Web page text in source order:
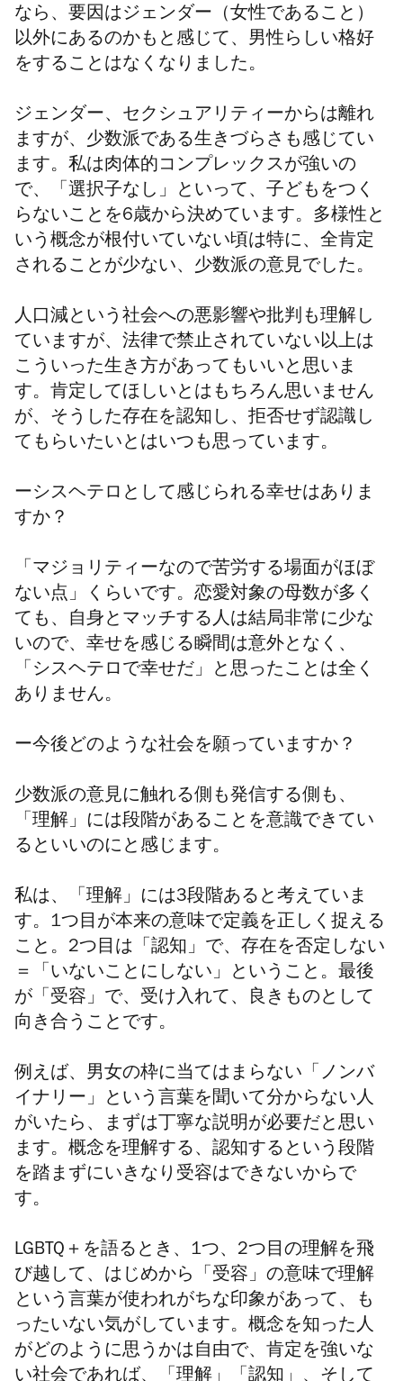
なら、要因はジェンダー（女性であること）
以外にあるのかもと感じて、男性らしい格好
をすることはなくなりました。
ジェンダー、セクシュアリティーからは離れ
ますが、少数派である生きづらさも感じてい
ます。 私は肉体的コンプレックスが強いの
で、「選択子なし」といって、子どもをつく
らないことを6歳から決めています。多様性と
いう概念が根付いていない頃は特に、全肯定
されることが少ない、少数派の意見でした。
人口減という社会への悪影響や批判も理解し
ていますが、法律で禁止されていない以上は
こういった生き方があってもいいと思いま
す。肯定してほしいとはもちろん思いません
が、そうした存在を認知し、拒否せず認識し
てもらいたいとはいつも思っています。
ーシスヘテロとして感じられる幸せはありま
すか？
「マジョリティーなので苦労する場面がほぼ
ない点」くらいです。恋愛対象の母数が多く
ても、自身とマッチする人は結局非常に少な
いので、幸せを感じる瞬間は意外となく、
「シスヘテロで幸せだ」と思ったことは全く
ありません。
ー今後どのような社会を願っていますか？
少数派の意見に触れる側も発信する側も、
「理解」には段階があることを意識できてい
るといいのにと感じます。
私は、「理解」には3段階あると考えていま
す。1つ目が本来の意味で定義を正しく捉える
こと。2つ目は「認知」で、存在を否定しない
＝「いないことにしない」ということ。最後
が「受容」で、受け入れて、良きものとして
向き合うことです。
例えば、男女の枠に当てはまらない「ノンバ
イナリー」という言葉を聞いて分からない人
がいたら、まずは丁寧な説明が必要だと思い
ます。概念を理解する、認知するという段階
を踏まずにいきなり受容はできないからで
す。
LGBTQ＋を語るとき、1つ、2つ目の理解を飛
び越して、はじめから「受容」の意味で理解
という言葉が使われがちな印象があって、も
ったいない気がしています。概念を知った人
がどのように思うかは自由で、肯定を強いな
い社会であれば、「理解」「認知」、そして